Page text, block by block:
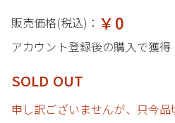
販売価格(税込)： ￥0
アカウント登録後の購入で獲得
SOLD OUT
申し訳ございませんが、只今品